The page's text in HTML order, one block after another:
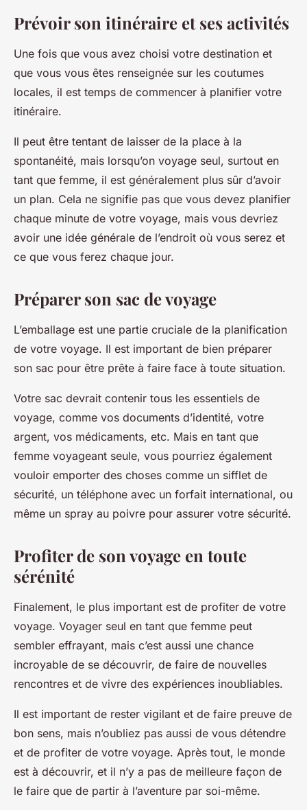
Prévoir son itinéraire et ses activités
Une fois que vous avez choisi votre destination et
que vous vous êtes renseignée sur les coutumes
locales, il est temps de commencer à planifier votre
itinéraire.
Il peut être tentant de laisser de la place à la
spontanéité, mais lorsqu’on voyage seul, surtout en
tant que femme, il est généralement plus sûr d’avoir
un plan. Cela ne signifie pas que vous devez planifier
chaque minute de votre voyage, mais vous devriez
avoir une idée générale de l’endroit où vous serez et
ce que vous ferez chaque jour.
Préparer son sac de voyage
L’emballage est une partie cruciale de la planification
de votre voyage. Il est important de bien préparer
son sac pour être prête à faire face à toute situation.
Votre sac devrait contenir tous les essentiels de
voyage, comme vos documents d’identité, votre
argent, vos médicaments, etc. Mais en tant que
femme voyageant seule, vous pourriez également
vouloir emporter des choses comme un sifflet de
sécurité, un téléphone avec un forfait international, ou
même un spray au poivre pour assurer votre sécurité.
Profiter de son voyage en toute
sérénité
Finalement, le plus important est de profiter de votre
voyage. Voyager seul en tant que femme peut
sembler effrayant, mais c’est aussi une chance
incroyable de se découvrir, de faire de nouvelles
rencontres et de vivre des expériences inoubliables.
Il est important de rester vigilant et de faire preuve de
bon sens, mais n’oubliez pas aussi de vous détendre
et de profiter de votre voyage. Après tout, le monde
est à découvrir, et il n’y a pas de meilleure façon de
le faire que de partir à l’aventure par soi-même.